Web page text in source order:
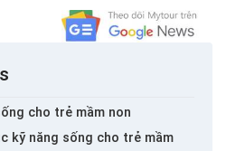
cho trẻ mầm non
kỹ năng sống cho trẻ mầm